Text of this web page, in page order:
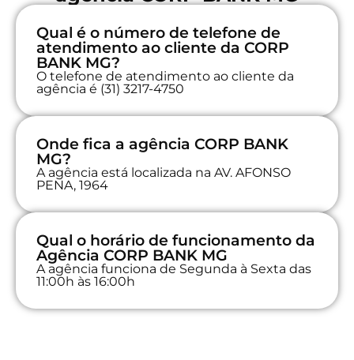
Qual é o número de telefone de
atendimento ao cliente da CORP
BANK MG?
O telefone de atendimento ao cliente da
agência é (31) 3217-4750
Onde fica a agência CORP BANK
MG?
A agência está localizada na AV. AFONSO
PENA, 1964
Qual o horário de funcionamento da
Agência CORP BANK MG
A agência funciona de Segunda à Sexta das
11:00h às 16:00h